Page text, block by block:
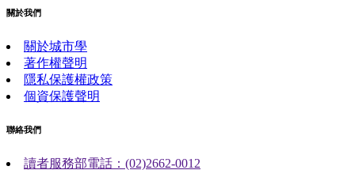
關於我們
關於城市學
著作權聲明
隱私保護權政策
個資保護聲明
聯絡我們
讀者服務部電話：(02)2662-0012